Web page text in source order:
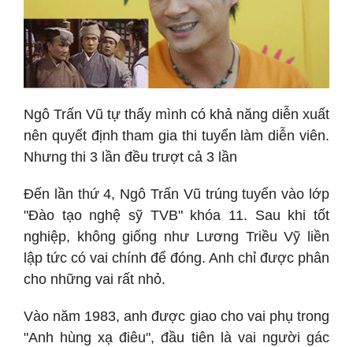
Ngô Trấn Vũ tự thấy mình có khả năng diễn xuất
nên quyết định tham gia thi tuyển làm diễn viên.
Nhưng thi 3 lần đều trượt cả 3 lần
Đến lần thứ 4, Ngô Trấn Vũ trúng tuyển vào lớp
"Đào tạo nghệ sỹ TVB" khóa 11. Sau khi tốt
nghiệp, không giống như Lương Triều Vỹ liền
lập tức có vai chính để đóng. Anh chỉ được phân
cho những vai rất nhỏ.
Vào năm 1983, anh được giao cho vai phụ trong
"Anh hùng xạ điêu", đầu tiên là vai người gác